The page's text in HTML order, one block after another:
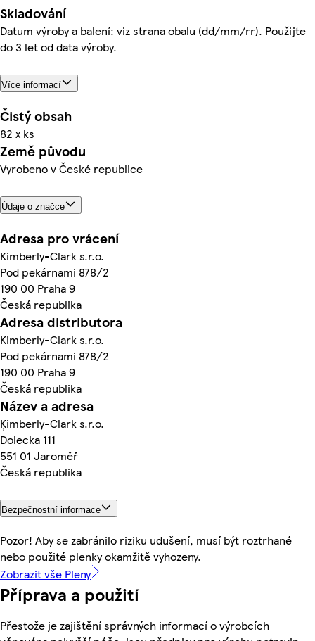
Skladování
Datum výroby a balení: viz strana obalu (dd/mm/rr). Použijte
do 3 let od data výroby.
Více informací
Čistý obsah
82 x ks
Země původu
Vyrobeno v České republice
Údaje o značce
Adresa pro vrácení
Kimberly-Clark s.r.o.
Pod pekárnami 878/2
190 00 Praha 9
Česká republika
Adresa distributora
Kimberly-Clark s.r.o.
Pod pekárnami 878/2
190 00 Praha 9
Česká republika
Název a adresa
Ķimberly-Clark s.r.o.
Dolecka 111
551 01 Jaroměř
Česká republika
Bezpečnostní informace
Pozor! Aby se zabránilo riziku udušení, musí být roztrhané
nebo použité plenky okamžitě vyhozeny.
Zobrazit vše Pleny
Příprava a použití
Přestože je zajištění správných informací o výrobcích